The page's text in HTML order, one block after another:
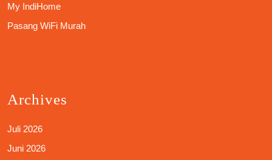
My IndiHome
Pasang WiFi Murah
Archives
Juli 2026
Juni 2026